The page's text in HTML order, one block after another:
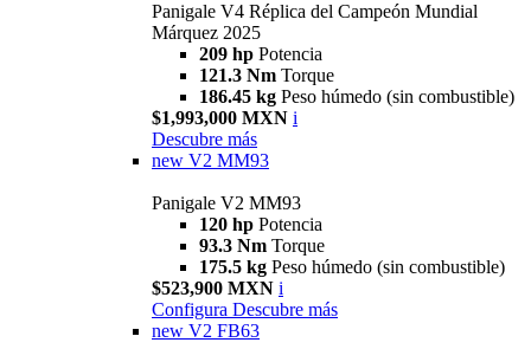
Panigale V4 Réplica del Campeón Mundial
Márquez 2025
209 hp Potencia
121.3 Nm Torque
186.45 kg Peso húmedo (sin combustible)
$1,993,000 MXN i
Descubre más
new V2 MM93
Panigale V2 MM93
120 hp Potencia
93.3 Nm Torque
175.5 kg Peso húmedo (sin combustible)
$523,900 MXN i
Configura Descubre más
new V2 FB63